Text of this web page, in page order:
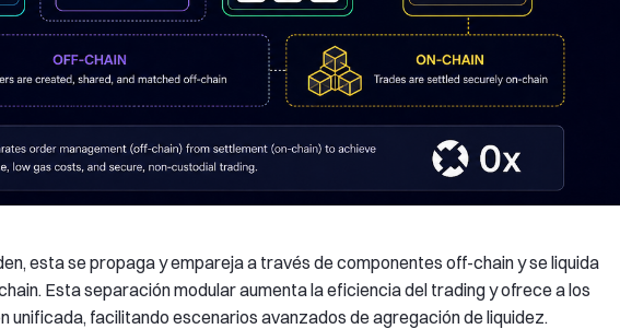
esta se propaga y empareja a través de componentes off-chain y se liquida
Esta separación modular aumenta la eficiencia del trading y ofrece a los
unificada, facilitando escenarios avanzados de agregación de liquidez.